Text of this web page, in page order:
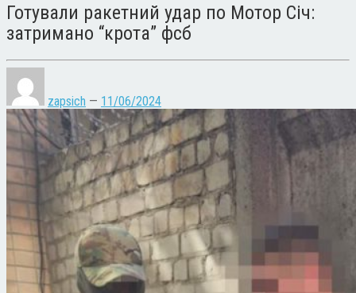
Готували ракетний удар по Мотор Січ:
затримано “крота” фсб
zapsich — 11/06/2024